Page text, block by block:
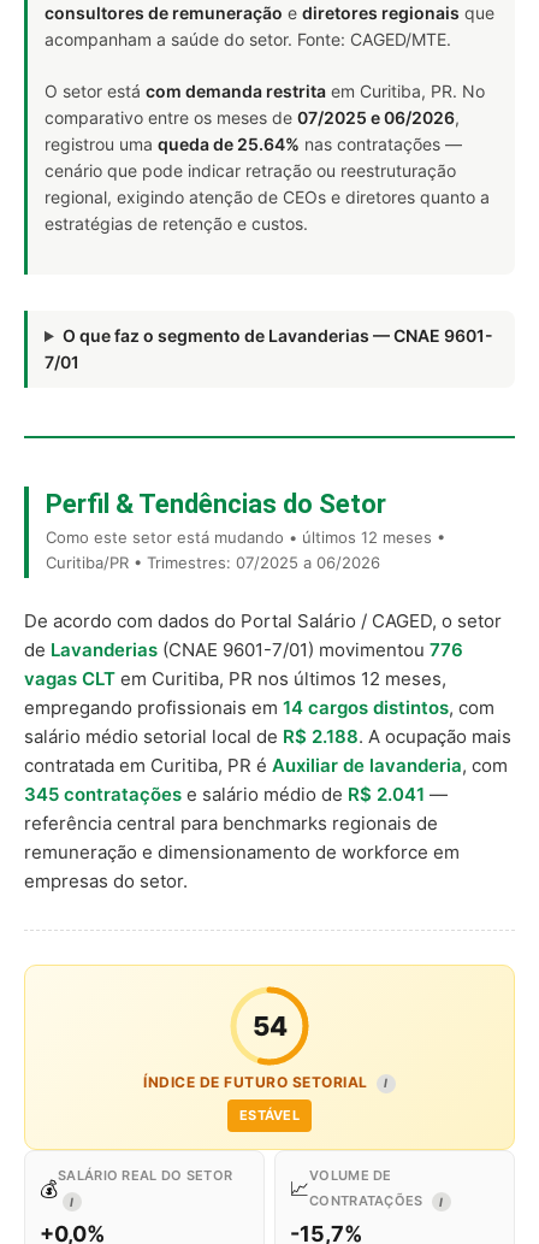
consultores de remuneração e diretores regionais que
acompanham a saúde do setor. Fonte: CAGED/MTE.
O setor está com demanda restrita em Curitiba, PR. No
comparativo entre os meses de 07/2025 e 06/2026,
registrou uma queda de 25.64% nas contratações —
cenário que pode indicar retração ou reestruturação
regional, exigindo atenção de CEOs e diretores quanto a
estratégias de retenção e custos.
O que faz o segmento de Lavanderias — CNAE 9601-
7/01
Perfil & Tendências do Setor
Como este setor está mudando • últimos 12 meses •
Curitiba/PR • Trimestres: 07/2025 a 06/2026
De acordo com dados do Portal Salário / CAGED, o setor
de Lavanderias (CNAE 9601-7/01) movimentou 776
vagas CLT em Curitiba, PR nos últimos 12 meses,
empregando profissionais em 14 cargos distintos, com
salário médio setorial local de R$ 2.188. A ocupação mais
contratada em Curitiba, PR é Auxiliar de lavanderia, com
345 contratações e salário médio de R$ 2.041 —
referência central para benchmarks regionais de
remuneração e dimensionamento de workforce em
empresas do setor.
54
ÍNDICE DE FUTURO SETORIAL I
ESTÁVEL
💰
SALÁRIO REAL DO SETOR
I
+0,0%
📈
VOLUME DE
CONTRATAÇÕES
I
-15,7%